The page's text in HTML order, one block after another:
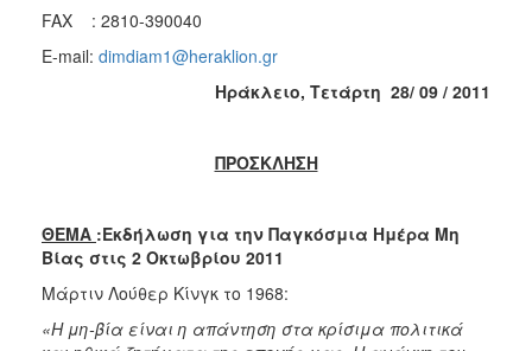
2013
2012
ΤΟΠΟΣ
FAX : 2810-390040
E-mail: dimdiam1@heraklion.gr
Ηράκλειο, Tετάρτη 28/ 09 / 2011
ΠΡΟΣΚΛΗΣΗ
ΘΕΜΑ :Εκδήλωση για την Παγκόσμια Ημέρα Μη
Βίας στις 2 Οκτωβρίου 2011
Μάρτιν Λούθερ Κίνγκ το 1968:
«Η μη-βία είναι η απάντηση στα κρίσιμα πολιτικά